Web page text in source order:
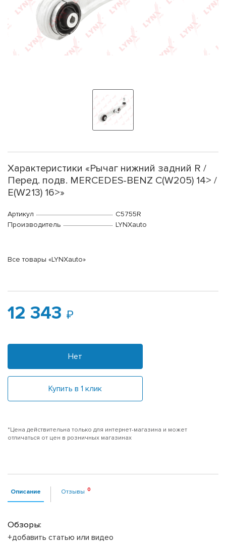
Характеристики «Рычаг нижний задний R /
Перед. подв. MERCEDES-BENZ C(W205) 14> /
E(W213) 16>»
Артикул
C5755R
Производитель
LYNXauto
Все товары «LYNXauto»
12 343
Нет
Купить в 1 клик
*Цена действительна только для интернет-магазина и может
отличаться от цен в розничных магазинах
Описание Отзывы
Обзоры:
+добавить статью или видео